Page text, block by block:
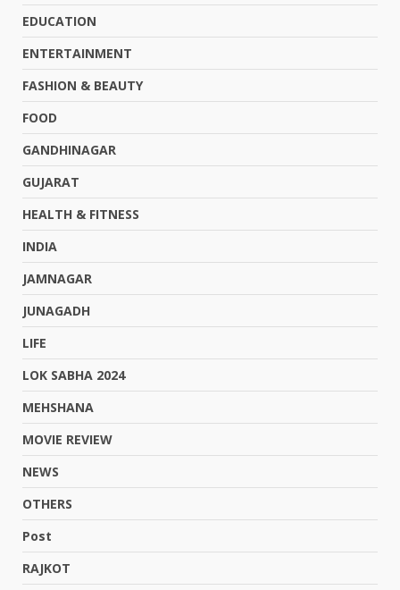
EDUCATION
ENTERTAINMENT
FASHION & BEAUTY
FOOD
GANDHINAGAR
GUJARAT
HEALTH & FITNESS
INDIA
JAMNAGAR
JUNAGADH
LIFE
LOK SABHA 2024
MEHSHANA
MOVIE REVIEW
NEWS
OTHERS
Post
RAJKOT